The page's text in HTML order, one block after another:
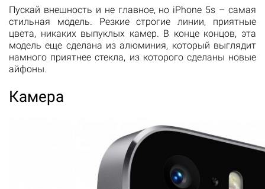
Пускай внешность и не главное, но iPhone 5s – самая
стильная модель. Резкие строгие линии, приятные
цвета, никаких выпуклых камер. В конце концов, эта
модель еще сделана из алюминия, который выглядит
намного приятнее стекла, из которого сделаны новые
айфоны.
Камера